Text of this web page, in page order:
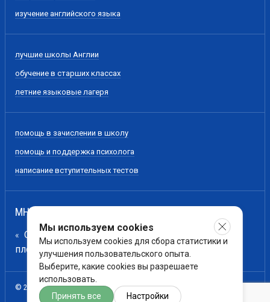
изучение английского языка
лучшие школы Англии
обучение в старших классах
летние языковые лагеря
помощь в зачислении в школу
помощь и поддержка психолога
написание вступительных тестов
МНЕНИЕ НАШИХ ЭКСПЕРТОВ
Образование - всего лишь лестница для сбора
плодов с древа познания, а не сами эти плоды.
© 2007–2016. ВСЕ ПРАВА ЗАЩИЩЕНЫ.
Мы используем cookies
Мы используем cookies для сбора статистики и
улучшения пользовательского опыта.
Выберите, какие cookies вы разрешаете
использовать.
Принять все
Настройки